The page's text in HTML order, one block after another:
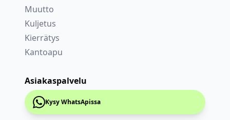
Muutto
Kuljetus
Kierrätys
Kantoapu
Asiakaspalvelu
Kysy WhatsApissa